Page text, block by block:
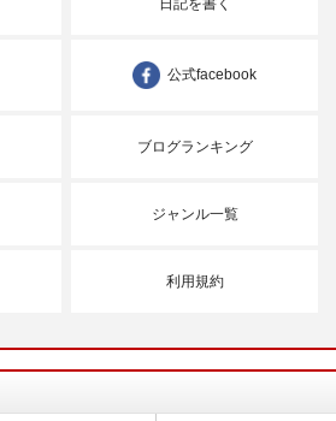
日記を書く
公式facebook
ブログランキング
ジャンル一覧
利用規約